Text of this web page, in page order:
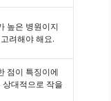
높은 병원이지
려해야 해요.
점이 특징이에
대적으로 작을